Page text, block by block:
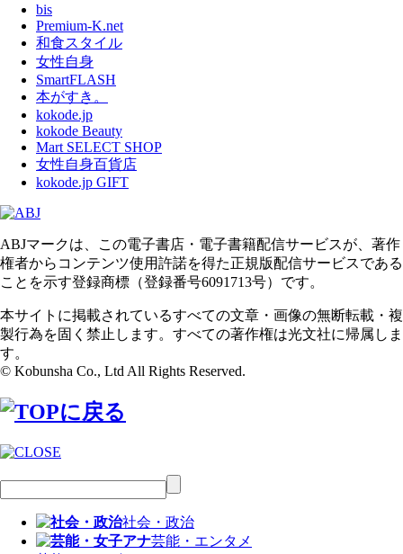
bis
Premium-K.net
和食スタイル
女性自身
SmartFLASH
本がすき。
kokode.jp
kokode Beauty
Mart SELECT SHOP
女性自身百貨店
kokode.jp GIFT
ABJマークは、この電子書店・電子書籍配信サービスが、著作
権者からコンテンツ使用許諾を得た正規版配信サービスである
ことを示す登録商標（登録番号6091713号）です。
本サイトに掲載されているすべての文章・画像の無断転載・複
製行為を固く禁止します。すべての著作権は光文社に帰属しま
す。
© Kobunsha Co., Ltd All Rights Reserved.
社会・政治
芸能・エンタメ